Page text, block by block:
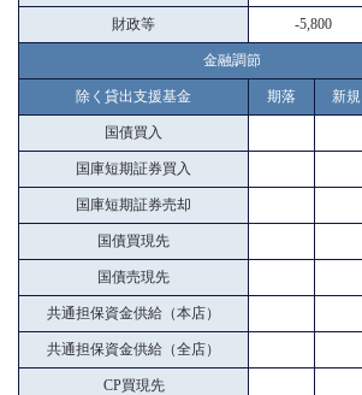
財政等 -5,800
金融調節
除く貸出支援基金 期落 新規
国債買入
国庫短期証券買入
国庫短期証券売却
国債買現先
国債売現先
共通担保資金供給（本店）
共通担保資金供給（全店）
CP買現先